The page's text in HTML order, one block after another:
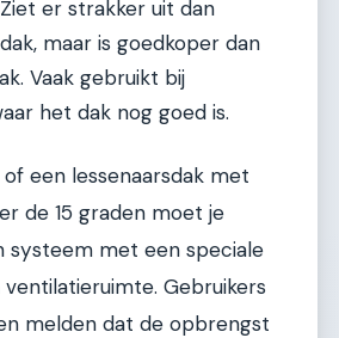
er strakker uit dan
maar is goedkoper dan
Vaak gebruikt bij
het dak nog goed is.
een lessenaarsdak met
de 15 graden moet je
systeem met een speciale
Gebruikers
melden dat de opbrengst